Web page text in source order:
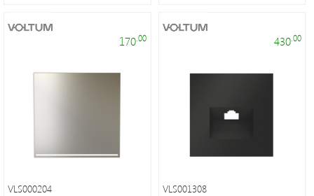
170.00
VLS000204
430.00
VLS001308